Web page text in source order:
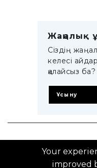
Жаңалық
Сіздің
келесі
қалайсыз ба?
Ұсыну
©
Your
improved